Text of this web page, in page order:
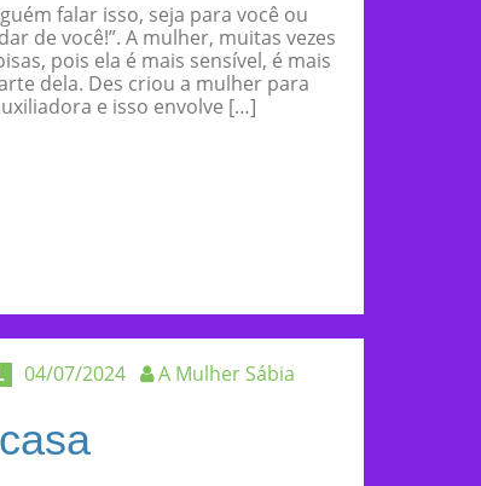
falar isso, seja para você ou
de você!”. A mulher, muitas vezes
pois ela é mais sensível, é mais
dela. Des criou a mulher para
e isso envolve […]
04/07/2024 A Mulher Sábia